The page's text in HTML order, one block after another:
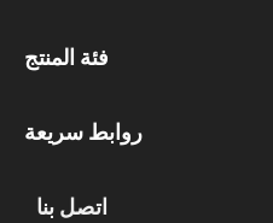
فئة المنتج
روابط سريعة
اتصل بنا